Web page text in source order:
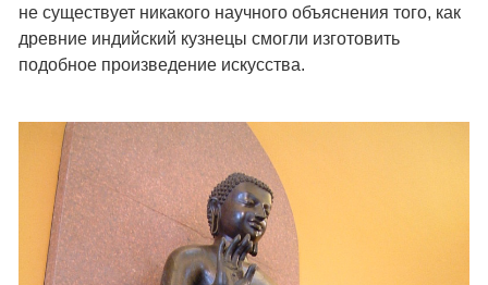
не существует никакого научного объяснения того, как
древние индийский кузнецы смогли изготовить
подобное произведение искусства.